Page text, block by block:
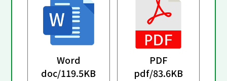
Word
doc/119.5KB
PDF
pdf/83.6KB